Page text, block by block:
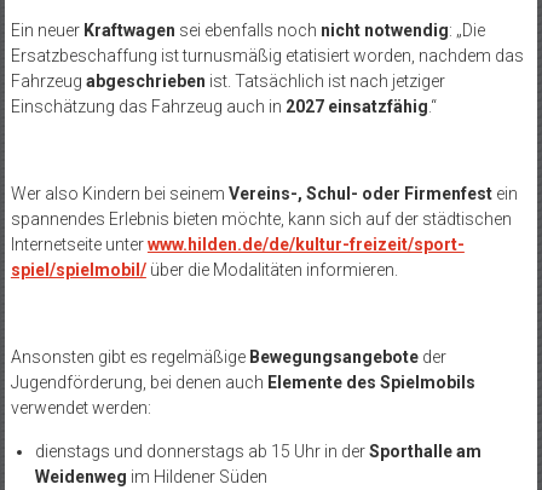
Ein neuer Kraftwagen sei ebenfalls noch nicht notwendig: „Die
Ersatzbeschaffung ist turnusmäßig etatisiert worden, nachdem das
Fahrzeug abgeschrieben ist. Tatsächlich ist nach jetziger
Einschätzung das Fahrzeug auch in 2027 einsatzfähig.“
Wer also Kindern bei seinem Vereins-, Schul- oder Firmenfestein
spannendes Erlebnis bieten möchte, kann sich auf der städtischen
Internetseite unterwww.hilden.de/de/kultur-freizeit/sport-
spiel/spielmobil/über die Modalitäten informieren.
Ansonsten gibt es regelmäßige Bewegungsangeboteder
Jugendförderung, bei denen auch Elemente des Spielmobils
verwendet werden:
dienstags und donnerstags ab 15 Uhr in derSporthalle am
Weidenweg im Hildener Süden